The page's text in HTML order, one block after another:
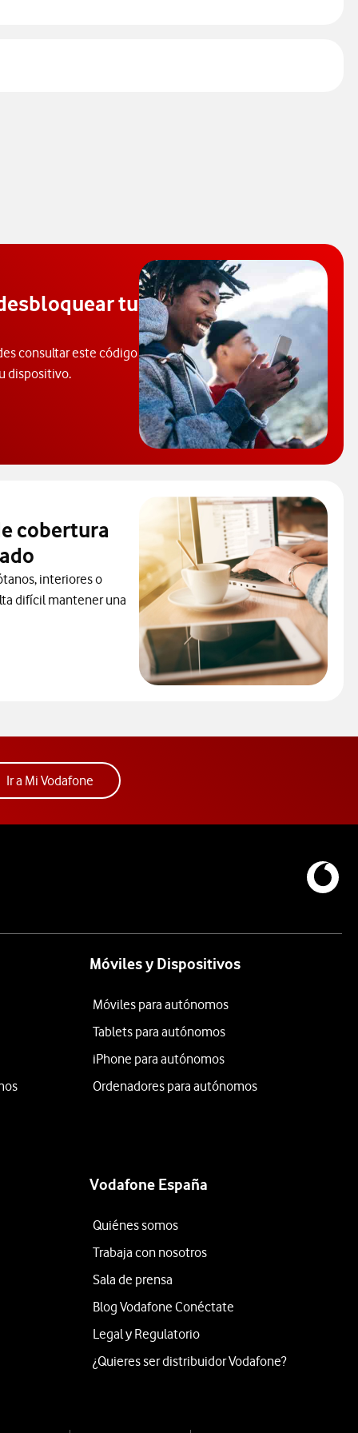
tu
consultar este código
dispositivo.
consultar el código PUK y desbloquear el móvil. Abre ventana
cobertura
interiores o
difícil mantener una
para consultar el servicio que soluciona tus problemas de
Ir a Mi VodafoneAcceder a la app Mi Vodafone. Abre ventana
Móviles y Dispositivos
Móviles para autónomos
Tablets para autónomos
iPhone para autónomos
Ordenadores para autónomos
Vodafone España
Quiénes somos
Trabaja con nosotros
Sala de prensa
Blog Vodafone Conéctate
Legal y Regulatorio
¿Quieres ser distribuidor Vodafone?